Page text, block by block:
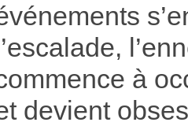
l’escalade,
à
devient